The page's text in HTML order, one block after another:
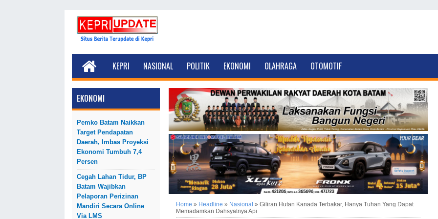
KEPRI NASIONAL POLITIK EKONOMI OLAHRAGA OTOMOTIF
EKONOMI
Pemko Batam Naikkan
Target Pendapatan
Daerah, Imbas Proyeksi
Ekonomi Tumbuh 7,4
Persen
Cegah Lahan Tidur, BP
Batam Wajibkan
Pelaporan Perizinan
Mandiri Secara Online
Via LMS
Home » Headline » Nasional » Giliran Hutan Kanada Terbakar, Hanya Tuhan Yang Dapat
Memadamkan Dahsyatnya Api